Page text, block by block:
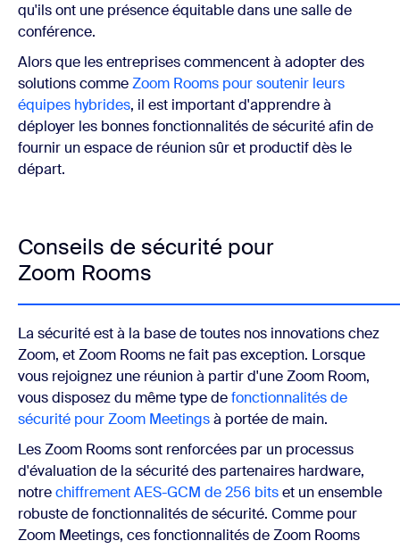
qu'ils ont une présence équitable dans une salle de
conférence.
Alors que les entreprises commencent à adopter des
solutions commeZoom Rooms pour soutenir leurs
équipes hybrides, il est important d'apprendre à
déployer les bonnes fonctionnalités de sécurité afin de
fournir un espace de réunion sûr et productif dès le
départ.
Conseils de sécurité pour
Zoom Rooms
La sécurité est à la base de toutes nos innovations chez
Zoom, et Zoom Rooms ne fait pas exception. Lorsque
vous rejoignez une réunion à partir d'une Zoom Room,
vous disposez du même type defonctionnalités de
sécurité pour Zoom Meetingsà portée de main.
Les Zoom Rooms sont renforcées par un processus
d'évaluation de la sécurité des partenaires hardware,
notrechiffrement AES-GCM de 256 bitset un ensemble
robuste de fonctionnalités de sécurité. Comme pour
Zoom Meetings, ces fonctionnalités de Zoom Rooms